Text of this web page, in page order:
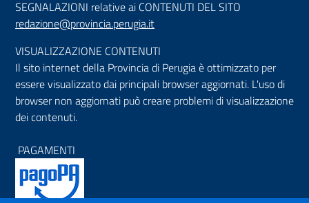
SEGNALAZIONI relative ai CONTENUTI DEL SITO
redazione@provincia.perugia.it
VISUALIZZAZIONE CONTENUTI
Il sito internet della Provincia di Perugia è ottimizzato per
essere visualizzato dai principali browser aggiornati. L'uso di
browser non aggiornati può creare problemi di visualizzazione
dei contenuti.
PAGAMENTI